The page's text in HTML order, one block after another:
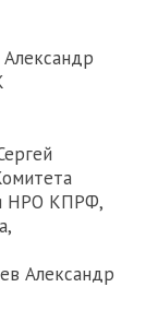
НРО КПРФ,
Александр